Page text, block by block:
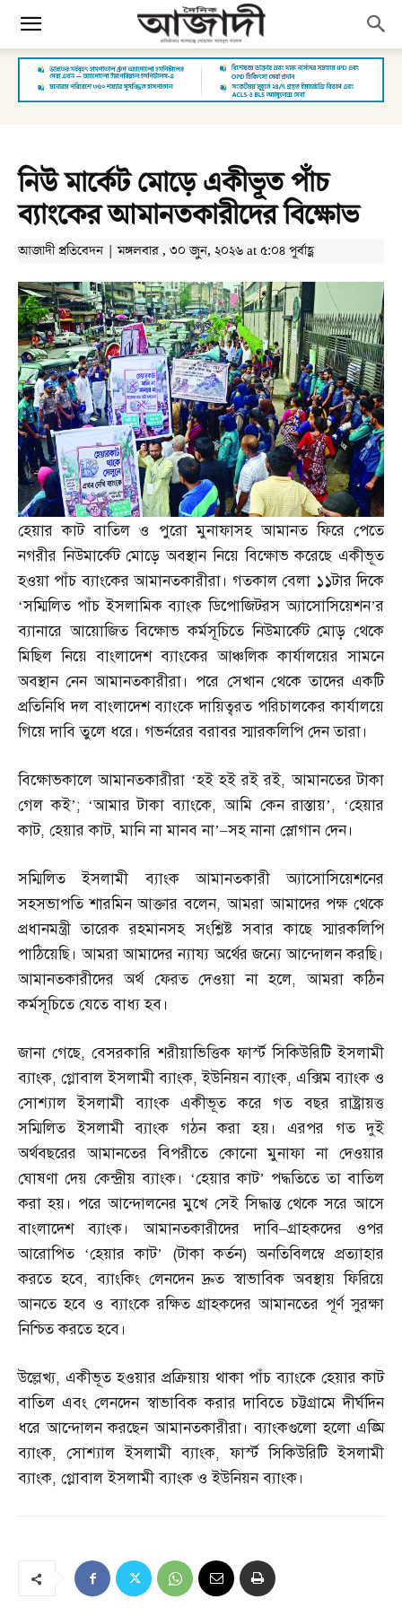
নিউ মার্কেট মোড়ে একীভূত পাঁচ
ব্যাংকের আমানতকারীদের বিক্ষোভ
আজাদী প্রতিবেদন | মঙ্গলবার , ৩০ জুন, ২০২৬ at ৫:০৪ পূর্বাহ্ণ
হেয়ার কাট বাতিল ও পুরো মুনাফাসহ আমানত ফিরে পেতে
নগরীর নিউমার্কেট মোড়ে অবস্থান নিয়ে বিক্ষোভ করেছে একীভূত
হওয়া পাঁচ ব্যাংকের আমানতকারীরা। গতকাল বেলা ১১টার দিকে
‘সম্মিলিত পাঁচ ইসলামিক ব্যাংক ডিপোজিটরস অ্যাসোসিয়েশন’র
ব্যানারে আয়োজিত বিক্ষোভ কর্মসূচিতে নিউমার্কেট মোড় থেকে
মিছিল নিয়ে বাংলাদেশ ব্যাংকের আঞ্চলিক কার্যালয়ের সামনে
অবস্থান নেন আমানতকারীরা। পরে সেখান থেকে তাদের একটি
প্রতিনিধি দল বাংলাদেশ ব্যাংকে দায়িত্বরত পরিচালকের কার্যালয়ে
গিয়ে দাবি তুলে ধরে। গভর্নরের বরাবর স্মারকলিপি দেন তারা।
বিক্ষোভকালে আমানতকারীরা ‘হই হই রই রই,আমানতের টাকা
গেল কই’; ‘আমার টাকা ব্যাংকে,আমি কেন রাস্তায়’, ‘হেয়ার
কাট, হেয়ার কাট,মানি না মানব না’–সহ নানা স্লোগান দেন।
সম্মিলিত ইসলামী ব্যাংক আমানতকারী অ্যাসোসিয়েশনের
সহসভাপতি শারমিন আক্তার বলেন,আমরা আমাদের পক্ষ থেকে
প্রধানমন্ত্রী তারেক রহমানসহ সংশ্লিষ্ট সবার কাছে স্মারকলিপি
পাঠিয়েছি। আমরা আমাদের ন্যায্য অর্থের জন্যে আন্দোলন করছি।
আমানতকারীদের অর্থ ফেরত দেওয়া না হলে,আমরা কঠিন
কর্মসূচিতে যেতে বাধ্য হব।
জানা গেছে,বেসরকারি শরীয়াভিত্তিক ফার্স্ট সিকিউরিটি ইসলামী
ব্যাংক, গ্লোবাল ইসলামী ব্যাংক,ইউনিয়ন ব্যাংক, এক্সিম ব্যাংক ও
সোশ্যাল ইসলামী ব্যাংক একীভূত করে গত বছর রাষ্ট্রায়ত্ত
সম্মিলিত ইসলামী ব্যাংক গঠন করা হয়। এরপর গত দুই
অর্থবছরের আমানতের বিপরীতে কোনো মুনাফা না দেওয়ার
ঘোষণা দেয় কেন্দ্রীয় ব্যাংক। ‘হেয়ার কাট’ পদ্ধতিতে তা বাতিল
করা হয়। পরে আন্দোলনের মুখে সেই সিদ্ধান্ত থেকে সরে আসে
বাংলাদেশ ব্যাংক। আমানতকারীদের দাবি–গ্রাহকদের ওপর
আরোপিত ‘হেয়ার কাট’ (টাকা কর্তন)অনতিবিলম্বে প্রত্যাহার
করতে হবে,ব্যাংকিং লেনদেন দ্রুত স্বাভাবিক অবস্থায় ফিরিয়ে
আনতে হবে ও ব্যাংকে রক্ষিত গ্রাহকদের আমানতের পূর্ণ সুরক্ষা
নিশ্চিত করতে হবে।
উল্লেখ্য, একীভূত হওয়ার প্রক্রিয়ায় থাকা পাঁচ ব্যাংকে হেয়ার কাট
বাতিল এবং লেনদেন স্বাভাবিক করার দাবিতে চট্টগ্রামে দীর্ঘদিন
ধরে আন্দোলন করছেন আমানতকারীরা। ব্যাংকগুলো হলো এঙ্মি
ব্যাংক, সোশ্যাল ইসলামী ব্যাংক,ফার্স্ট সিকিউরিটি ইসলামী
ব্যাংক, গ্লোবাল ইসলামী ব্যাংক ও ইউনিয়ন ব্যাংক।